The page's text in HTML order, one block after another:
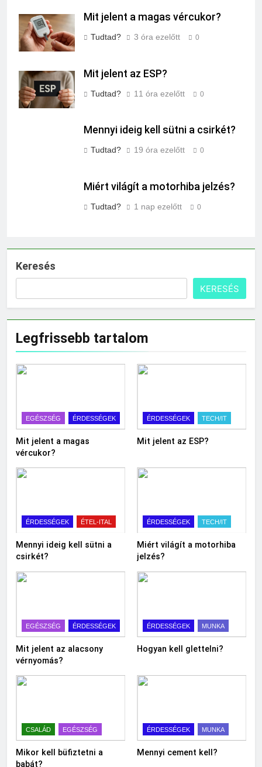
Mit jelent a magas vércukor?
Tudtad? 3 óra ezelőtt 0
Mit jelent az ESP?
Tudtad? 11 óra ezelőtt 0
Mennyi ideig kell sütni a csirkét?
Tudtad? 19 óra ezelőtt 0
Miért világít a motorhiba jelzés?
Tudtad? 1 nap ezelőtt 0
Keresés
KERESÉS
Legfrissebb tartalom
EGÉSZSÉG ÉRDESSÉGEK
Mit jelent a magas
vércukor?
ÉRDESSÉGEK TECH/IT
Mit jelent az ESP?
ÉRDESSÉGEK ÉTEL-ITAL
Mennyi ideig kell sütni a
csirkét?
ÉRDESSÉGEK TECH/IT
Miért világít a motorhiba
jelzés?
EGÉSZSÉG ÉRDESSÉGEK
Mit jelent az alacsony
vérnyomás?
ÉRDESSÉGEK MUNKA
Hogyan kell glettelni?
CSALÁD EGÉSZSÉG
Mikor kell büfiztetni a
babát?
ÉRDESSÉGEK MUNKA
Mennyi cement kell?